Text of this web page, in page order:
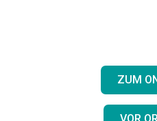
ZUM
VOR